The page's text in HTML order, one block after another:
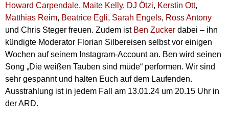
Howard Carpendale, Maite Kelly, DJ Ötzi, Kerstin Ott,
Matthias Reim, Beatrice Egli, Sarah Engels, Ross Antony
und Chris Steger freuen. Zudem ist Ben Zucker dabei – ihn
kündigte Moderator Florian Silbereisen selbst vor einigen
Wochen auf seinem Instagram-Account an. Ben wird seinen
Song „Die weißen Tauben sind müde“ performen. Wir sind
sehr gespannt und halten Euch auf dem Laufenden.
Ausstrahlung ist in jedem Fall am 13.01.24 um 20.15 Uhr in
der ARD.